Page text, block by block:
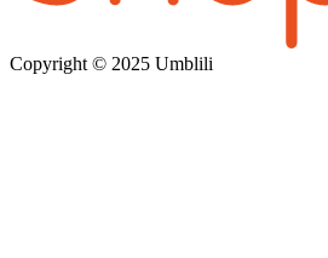
Copyright © 2025 Umblili